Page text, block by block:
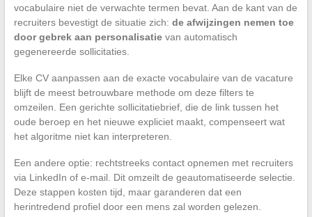
vocabulaire niet de verwachte termen bevat. Aan de kant van de
recruiters bevestigt de situatie zich: de afwijzingen nemen toe
door gebrek aan personalisatievan automatisch
gegenereerde sollicitaties.
Elke CV aanpassen aan de exacte vocabulaire van de vacature
blijft de meest betrouwbare methode om deze filters te
omzeilen. Een gerichte sollicitatiebrief, die de link tussen het
oude beroep en het nieuwe expliciet maakt, compenseert wat
het algoritme niet kan interpreteren.
Een andere optie: rechtstreeks contact opnemen met recruiters
via LinkedIn of e-mail. Dit omzeilt de geautomatiseerde selectie.
Deze stappen kosten tijd, maar garanderen dat een
herintredend profiel door een mens zal worden gelezen.